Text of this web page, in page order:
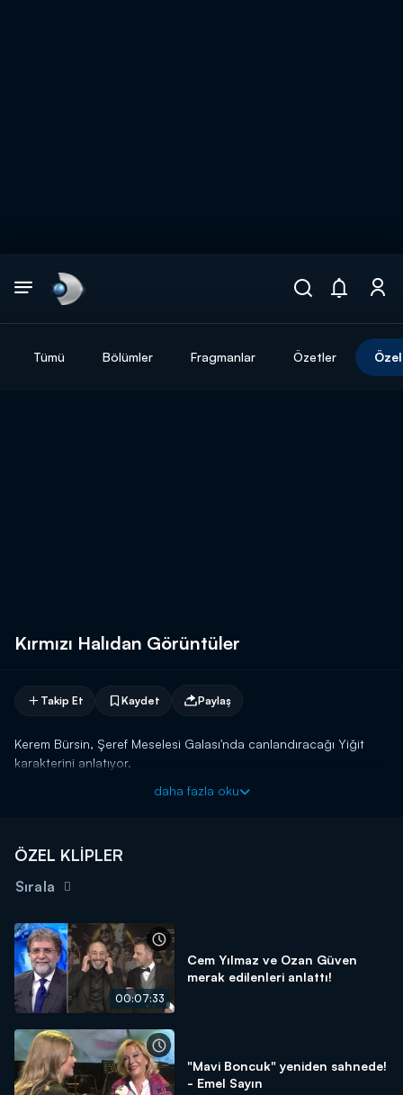
Tümü Bölümler Fragmanlar Özetler
Kırmızı Halıdan Görüntüler
Takip Et Kaydet Paylaş
Kerem Bürsin, Şeref Meselesi Galası'nda canlandıracağı Yiğit
karakterini anlatıyor.
daha fazla oku
ÖZEL KLİPLER
Sırala
00:07:33
Cem Yılmaz ve Ozan Güven
merak edilenleri anlattı!
"Mavi Boncuk" yeniden sahnede!
- Emel Sayın